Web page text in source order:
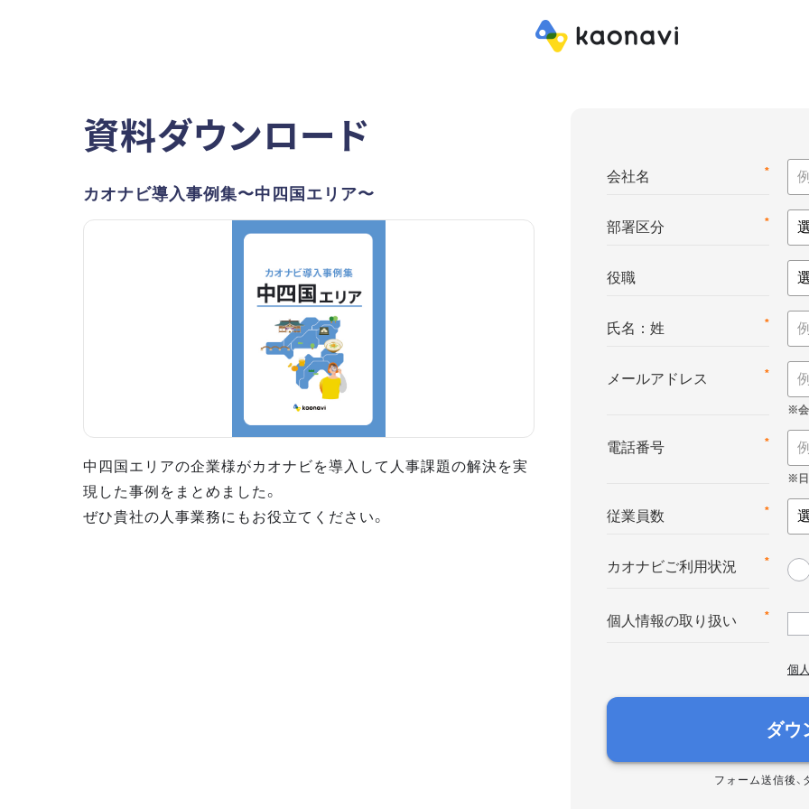
資料ダウンロード
カオナビ導入事例集〜中四国エリア〜
中四国エリアの企業様がカオナビを導入して人事課題の解決を実
現した事例をまとめました。
ぜひ貴社の人事業務にもお役立てください。
*
会社名
*
部署区分
役職
*
氏名：姓
*
メールアドレス
*
電話番号
*
従業員数
*
カオナビご利用状況
*
個人情報の取り扱い
個
ダウ
フォーム送信後